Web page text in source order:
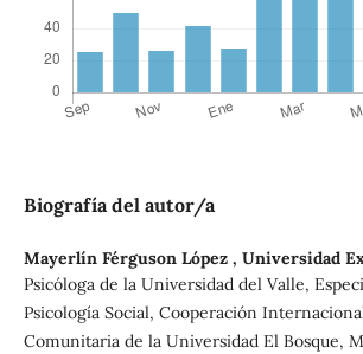
Biografía del autor/a
Mayerlín Férguson López , Universidad
Psicóloga de la Universidad del Valle,
Psicología Social, Cooperación
Comunitaria de la Universidad El Bosque,